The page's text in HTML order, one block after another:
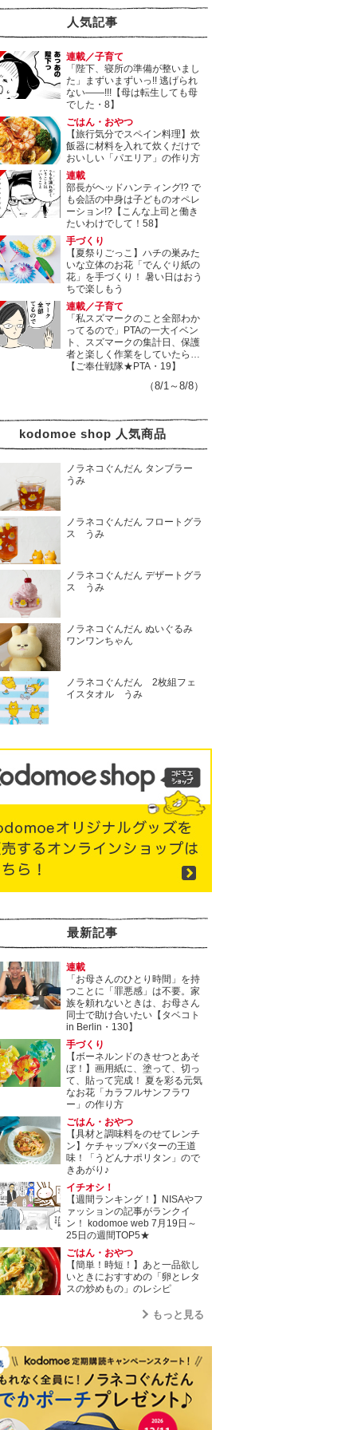
人気記事
連載／子育て
「陛下、寝所の準備が整いまし
た」まずいまずいっ!! 逃げられ
ない――!!!【母は転生しても母
でした・8】
ごはん・おやつ
【旅行気分でスペイン料理】炊
飯器に材料を入れて炊くだけで
おいしい「パエリア」の作り方
連載
部長がヘッドハンティング!? で
も会話の中身は子どものオペレ
ーション!?【こんな上司と働き
たいわけでして！58】
手づくり
【夏祭りごっこ】ハチの巣みた
いな立体のお花「でんぐり紙の
花」を手づくり！ 暑い日はおう
ちで楽しもう
連載／子育て
「私スズマークのこと全部わか
ってるので」PTAの一大イベン
ト、スズマークの集計日、保護
者と楽しく作業をしていたら…
【ご奉仕戦隊★PTA・19】
（8/1～8/8）
kodomoe shop 人気商品
ノラネコぐんだん タンブラー
うみ
ノラネコぐんだん フロートグラ
ス うみ
ノラネコぐんだん デザートグラ
ス うみ
ノラネコぐんだん ぬいぐるみ
ワンワンちゃん
ノラネコぐんだん 2枚組フェ
イスタオル うみ
最新記事
連載
「お母さんのひとり時間」を持
つことに「罪悪感」は不要。家
族を頼れないときは、お母さん
同士で助け合いたい【タベコト
in Berlin・130】
手づくり
【ボーネルンドのきせつとあそ
ぼ！】画用紙に、塗って、切っ
て、貼って完成！ 夏を彩る元気
なお花「カラフルサンフラワ
ー」の作り方
ごはん・おやつ
【具材と調味料をのせてレンチ
ン】ケチャップ×バターの王道
味！「うどんナポリタン」ので
きあがり♪
イチオシ！
【週間ランキング！】NISAやフ
ァッションの記事がランクイ
ン！ kodomoe web 7月19日～
25日の週間TOP5★
ごはん・おやつ
【簡単！時短！】あと一品欲し
いときにおすすめの「卵とレタ
スの炒めもの」のレシピ
もっと見る